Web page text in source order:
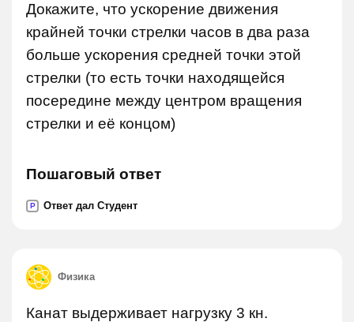
Докажите, что ускорение движения
крайней точки стрелки часов в два раза
больше ускорения средней точки этой
стрелки (то есть точки находящейся
посередине между центром вращения
стрелки и её концом)
Пошаговый ответ
P Ответ дал Студент
Физика
Канат выдерживает нагрузку 3 кн.